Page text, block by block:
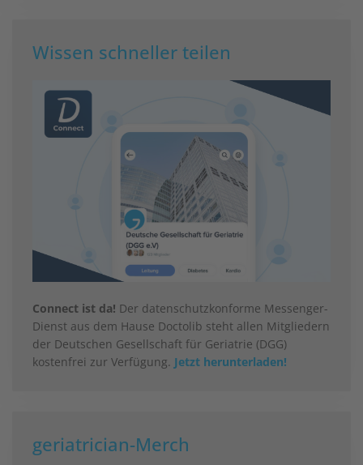
Wissen schneller teilen
Connect ist da! Der datenschutzkonforme Messenger-
Dienst aus dem Hause Doctolib steht allen Mitgliedern
der Deutschen Gesellschaft für Geriatrie (DGG)
kostenfrei zur Verfügung. Jetzt herunterladen!
geriatrician-Merch